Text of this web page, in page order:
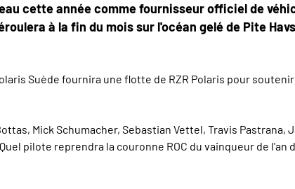
cette année comme fournisseur officiel de
à la fin du mois sur l'océan gelé de Pite
Suède fournira une flotte de RZR Polaris pour
Mick Schumacher, Sebastian Vettel, Travis Pastrana,
pilote reprendra la couronne ROC du vainqueur de